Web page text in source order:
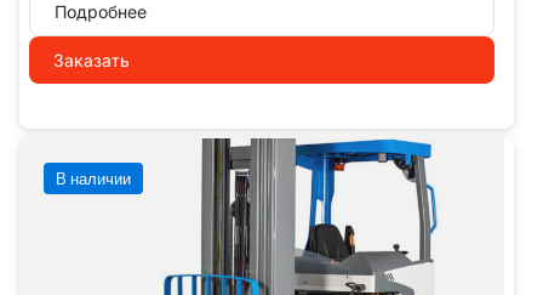
Подробнее
Заказать
В наличии